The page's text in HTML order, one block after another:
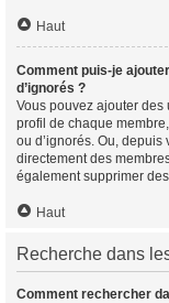
Haut
Comment puis-je
d’ignorés ?
Vous pouvez ajouter
profil de chaque
ou d’ignorés. Ou,
directement des
également supprimer
Haut
Recherche dans
Comment rechercher